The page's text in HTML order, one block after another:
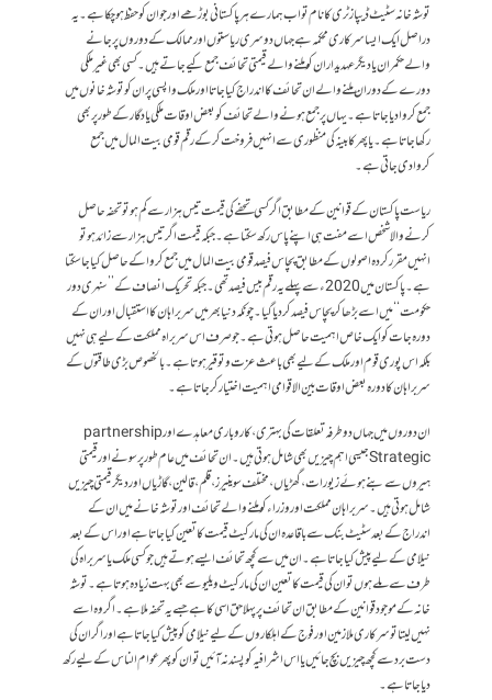
توشہ خانہ سٹیٹ ڈیپازٹری کا نام تو اب ہمارے ہر پاکستانی بوڑھے اور جوان کو حفظ ہوچکا ہے۔ یہ
دراصل ایک ایسا سرکاری محکمہ ہے جہاں دوسری ریاستوں اور ممالک کے دوروں پر جانے
والے حکمران یا دیگر عہدیداران کو ملنے والے قیمتی تحائف جمع کیے جاتے ہیں۔ کسی بھی غیر ملکی
دورے کے دوران ملنے والے ان تحائف کا اندراج کیا جاتا اور ملک واپسی پر ان کو توشہ خانوں میں
جمع کروادیا جاتا ہے۔ یہاں پر جمع ہونے والے تحائف کو بعض اوقات ملکی یادگار کے طور پر بھی
رکھا جاتا ہے۔ یا پھر کابینہ کی منظوری سے انہیں فروخت کرکے رقم قومی بیت المال میں جمع
کروادی جاتی ہے۔
ریاست پاکستان کے قوانین کے مطابق اگر کسی تحفے کی قیمت تیس ہزار سے کم ہو تو تحفہ حاصل
کرنے والاشخص اسے مفت ہی اپنے پاس رکھ سکتا ہے۔ جبکہ قیمت اگر تیس ہزار سے زائد ہو تو
انہیں مقرر کردہ اصولوں کے مطابق پچاس فیصد قومی بیت المال میں جمع کرواکے حاصل کیا جاسکتا
ہے۔ پاکستان میں 2020ء سے پہلے یہ رقم بیس فیصد تھی۔ جبکہ تحریک انصاف کے ’’سنہری دور
حکومت‘‘ میں اسے بڑھا کر پچاس فیصد کردیا گیا۔ چونکہ دنیا بھر میں سربراہان کا استقبال اور ان کے
دورہ جات کو ایک خاص اہمیت حاصل ہوتی ہے۔ جو صرف اس سربراہ مملکت کے لیے ہی نہیں
بلکہ اس پوری قوم اور ملک کے لیے بھی باعث عزت و توقیر ہوتا ہے۔ بالخصو ص بڑی طاقتوں کے
سربراہان کا دورہ بعض اوقات بین الاقوامی اہمیت اختیا ر کرجاتاہے۔
ان دوروں میں جہاں دو طرفہ تعلقات کی بہتری ، کاروباری معاہدے اورpartnership
Strategicجیسی اہم چیزیں بھی شامل ہوتی ہیں۔ ان تحائف میں عام طور پر سونے اور قیمتی
ہیروں سے بنے ہوئے زیورات ، گھڑیاں ، مختلف سوینیرز ، قلم، قالین ، گاڑیاں اور دیگر قیمتی چیزیں
شامل ہوتی ہیں۔ سربراہان مملکت اور وزراء کو ملنے والے تحائف اور توشہ خانے میں ان کے
اندراج کے بعد سٹیٹ بنک سے باقاعدہ ان کی مارکیٹ قیمت کا تعین کیا جاتا ہے اور اس کے بعد
نیلامی کے لیے پیش کیا جاتا ہے۔ ان میں سے کچھ تحائف ایسے ہوتے ہیں جو کسی ملک یا سربراہ کی
طرف سے ملے ہوں تو ان کی قیمت کا تعین ان کی مارکیٹ ویلیو سے بھی بہت زیادہ ہوتا ہے۔ توشہ
خانہ کے موجود قوانین کے مطابق ان تحائف پر پہلا حق اسی کا ہے جسے یہ تحفہ ملا ہے۔ اگر وہ اسے
نہیں لیتا تو سرکاری ملازمین اور فوج کے اہلکاروں کے لیے نیلامی کو پیش کیا جاتا ہے اور اگر ان کی
دست برد سے کچھ چیزیں بچ جائیں یا اس اشرافیہ کو پسند نہ آئیں تو ان کو پھر عوام الناس کے لیے رکھ
دیا جاتا ہے۔